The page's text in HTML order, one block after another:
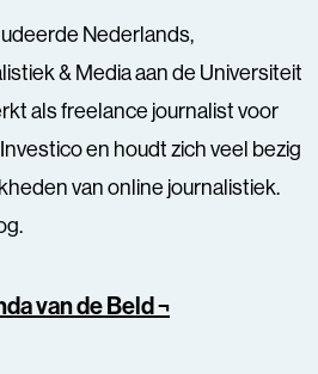
Nederlands,
& Media aan de Universiteit
als freelance journalist voor
en houdt zich veel bezig
van online journalistiek.
van de Beld ¬